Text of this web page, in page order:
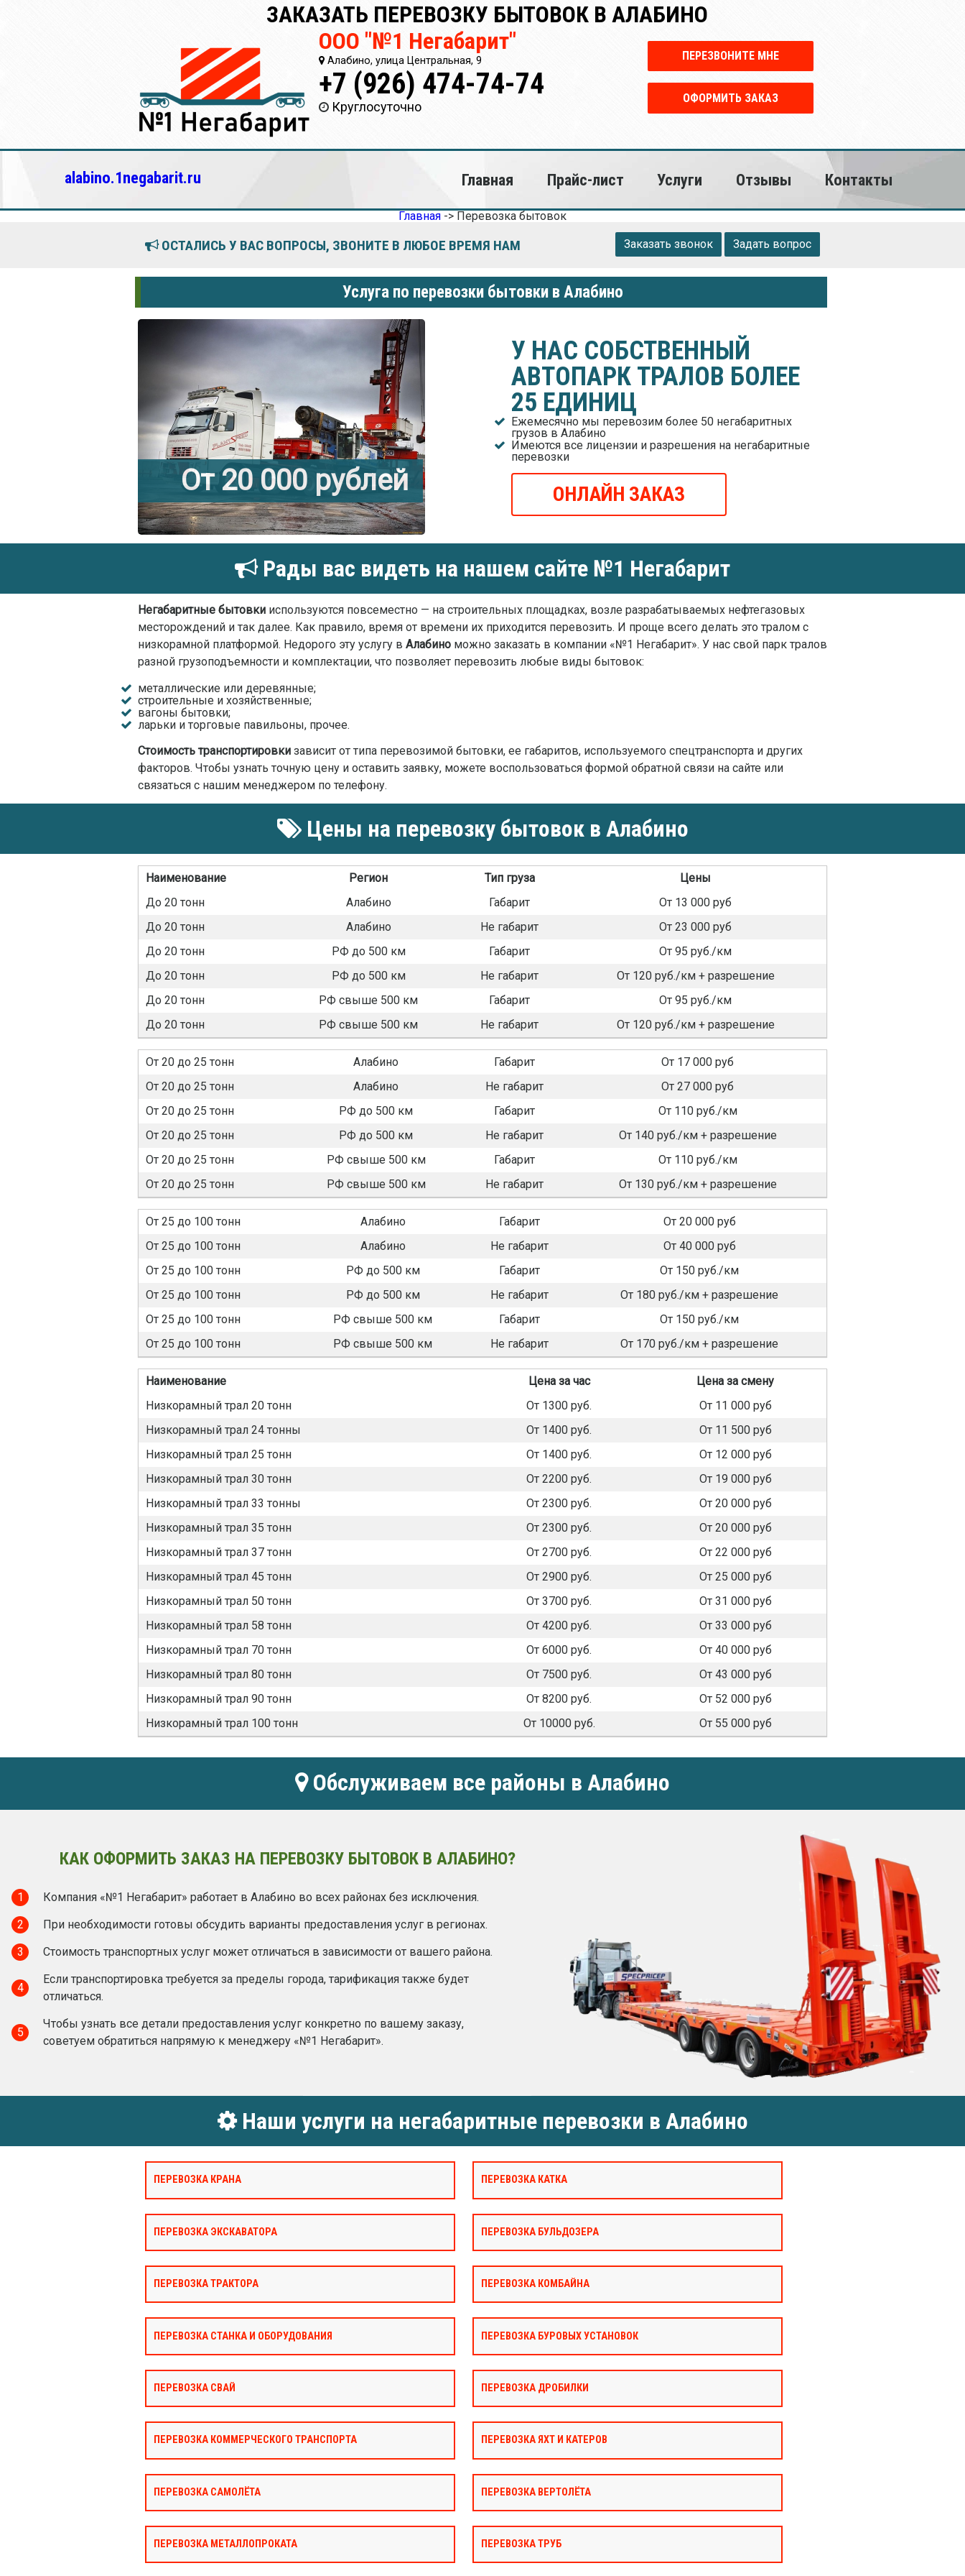
ЗАКАЗАТЬ ПЕРЕВОЗКУ БЫТОВОК В АЛАБИНО
ООО "№1 Негабарит"
Алабино, улица Центральная, 9
+7 (926) 474-74-74
Круглосуточно
ПЕРЕЗВОНИТЕ МНЕ
ОФОРМИТЬ ЗАКАЗ
alabino.1negabarit.ru Главная Прайс-лист Услуги Отзывы Контакты
Главная -> Перевозка бытовок
ОСТАЛИСЬ У ВАС ВОПРОСЫ, ЗВОНИТЕ В ЛЮБОЕ ВРЕМЯ НАМ Заказать звонок Задать вопрос
Услуга по перевозки бытовки в Алабино
От 20 000 рублей
У НАС СОБСТВЕННЫЙ
АВТОПАРК ТРАЛОВ БОЛЕЕ
25 ЕДИНИЦ
Ежемесячно мы перевозим более 50 негабаритных
грузов в Алабино
Имеются все лицензии и разрешения на негабаритные
перевозки
ОНЛАЙН ЗАКАЗ
Рады вас видеть на нашем сайте №1 Негабарит
Негабаритные бытовки используются повсеместно — на строительных площадках, возле разрабатываемых нефтегазовых
месторождений и так далее. Как правило, время от времени их приходится перевозить. И проще всего делать это тралом с
низкорамной платформой. Недорого эту услугу в Алабино можно заказать в компании «№1 Негабарит». У нас свой парк тралов
разной грузоподъемности и комплектации, что позволяет перевозить любые виды бытовок:
металлические или деревянные;
строительные и хозяйственные;
вагоны бытовки;
ларьки и торговые павильоны, прочее.
Стоимость транспортировки зависит от типа перевозимой бытовки, ее габаритов, используемого спецтранспорта и других
факторов. Чтобы узнать точную цену и оставить заявку, можете воспользоваться формой обратной связи на сайте или
связаться с нашим менеджером по телефону.
Цены на перевозку бытовок в Алабино
Наименование Регион Тип груза
Цены
До 20 тонн
Алабино Габарит
От 13 000 руб
До 20 тонн
Алабино Не габарит
От 23 000 руб
До 20 тонн
РФ до 500 км Габарит
От 95 руб./км
До 20 тонн
РФ до 500 км Не габарит
От 120 руб./км + разрешение
До 20 тонн
РФ свыше 500 км Габарит
От 95 руб./км
До 20 тонн
РФ свыше 500 км Не габарит От 120 руб./км + разрешение
От 20 до 25 тонн Алабино Габарит
От 17 000 руб
От 20 до 25 тонн
Алабино Не габарит
От 27 000 руб
От 20 до 25 тонн
РФ до 500 км Габарит
От 110 руб./км
От 20 до 25 тонн
РФ до 500 км Не габарит
От 140 руб./км + разрешение
От 20 до 25 тонн
РФ свыше 500 км Габарит
От 110 руб./км
От 20 до 25 тонн
РФ свыше 500 км Не габарит От 130 руб./км + разрешение
От 25 до 100 тонн Алабино Габарит
От 20 000 руб
От 25 до 100 тонн
Алабино Не габарит
От 40 000 руб
От 25 до 100 тонн
РФ до 500 км Габарит
От 150 руб./км
От 25 до 100 тонн
РФ до 500 км Не габарит
От 180 руб./км + разрешение
От 25 до 100 тонн
РФ свыше 500 км Габарит
От 150 руб./км
От 25 до 100 тонн
РФ свыше 500 км Не габарит От 170 руб./км + разрешение
Наименование Цена за час
Цена за смену
Низкорамный трал 20 тонн
От 1300 руб.
От 11 000 руб
Низкорамный трал 24 тонны
От 1400 руб.
От 11 500 руб
Низкорамный трал 25 тонн
От 1400 руб.
От 12 000 руб
Низкорамный трал 30 тонн
От 2200 руб.
От 19 000 руб
Низкорамный трал 33 тонны
От 2300 руб.
От 20 000 руб
Низкорамный трал 35 тонн
От 2300 руб.
От 20 000 руб
Низкорамный трал 37 тонн
От 2700 руб.
От 22 000 руб
Низкорамный трал 45 тонн
От 2900 руб.
От 25 000 руб
Низкорамный трал 50 тонн
От 3700 руб.
От 31 000 руб
Низкорамный трал 58 тонн
От 4200 руб.
От 33 000 руб
Низкорамный трал 70 тонн
От 6000 руб.
От 40 000 руб
Низкорамный трал 80 тонн
От 7500 руб.
От 43 000 руб
Низкорамный трал 90 тонн
От 8200 руб.
От 52 000 руб
Низкорамный трал 100 тонн
От 10000 руб. От 55 000 руб
Обслуживаем все районы в Алабино
КАК ОФОРМИТЬ ЗАКАЗ НА ПЕРЕВОЗКУ БЫТОВОК В АЛАБИНО?
1
Компания «№1 Негабарит» работает в Алабино во всех районах без исключения.
2
При необходимости готовы обсудить варианты предоставления услуг в регионах.
3
Стоимость транспортных услуг может отличаться в зависимости от вашего района.
4
Если транспортировка требуется за пределы города, тарификация также будет
отличаться.
5
Чтобы узнать все детали предоставления услуг конкретно по вашему заказу,
советуем обратиться напрямую к менеджеру «№1 Негабарит».
Наши услуги на негабаритные перевозки в Алабино
ПЕРЕВОЗКА КРАНА ПЕРЕВОЗКА КАТКА
ПЕРЕВОЗКА ЭКСКАВАТОРА ПЕРЕВОЗКА БУЛЬДОЗЕРА
ПЕРЕВОЗКА ТРАКТОРА ПЕРЕВОЗКА КОМБАЙНА
ПЕРЕВОЗКА СТАНКА И ОБОРУДОВАНИЯ ПЕРЕВОЗКА БУРОВЫХ УСТАНОВОК
ПЕРЕВОЗКА СВАЙ ПЕРЕВОЗКА ДРОБИЛКИ
ПЕРЕВОЗКА КОММЕРЧЕСКОГО ТРАНСПОРТА ПЕРЕВОЗКА ЯХТ И КАТЕРОВ
ПЕРЕВОЗКА САМОЛЁТА ПЕРЕВОЗКА ВЕРТОЛЁТА
ПЕРЕВОЗКА МЕТАЛЛОПРОКАТА ПЕРЕВОЗКА ТРУБ